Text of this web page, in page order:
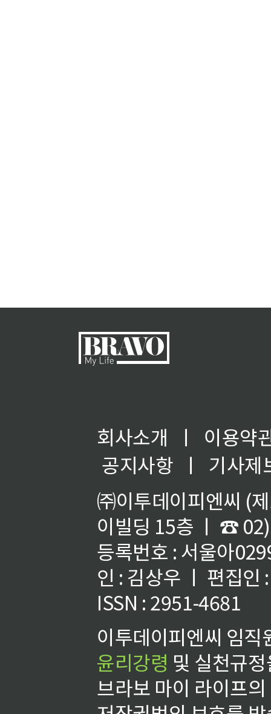
회사소개 ㅣ
이용약
공지사항
ㅣ
기사제
㈜이투데이피엔씨 (
이빌딩 15층 ㅣ ☎
등록번호 : 서울아
인 : 김상우 ㅣ 편집인
ISSN : 2951-4681
이투데이피엔씨 임
윤리강령 및 실천규
브라보 마이 라이프